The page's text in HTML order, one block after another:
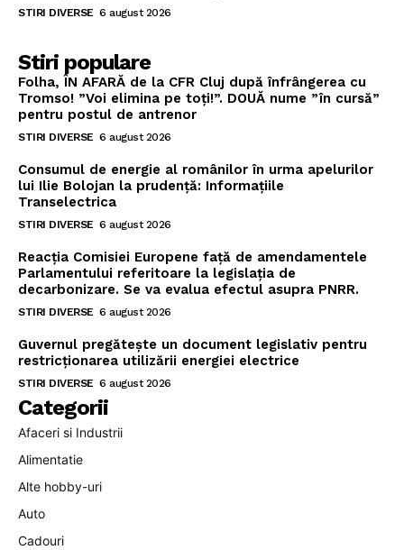
STIRI DIVERSE 6 august 2026
Stiri populare
Folha, ÎN AFARĂ de la CFR Cluj după înfrângerea cu
Tromso! ”Voi elimina pe toți!”. DOUĂ nume ”în cursă”
pentru postul de antrenor
STIRI DIVERSE 6 august 2026
Consumul de energie al românilor în urma apelurilor
lui Ilie Bolojan la prudență: Informațiile
Transelectrica
STIRI DIVERSE 6 august 2026
Reacția Comisiei Europene față de amendamentele
Parlamentului referitoare la legislația de
decarbonizare. Se va evalua efectul asupra PNRR.
STIRI DIVERSE 6 august 2026
Guvernul pregătește un document legislativ pentru
restricționarea utilizării energiei electrice
STIRI DIVERSE 6 august 2026
Categorii
Afaceri si Industrii
Alimentatie
Alte hobby-uri
Auto
Cadouri